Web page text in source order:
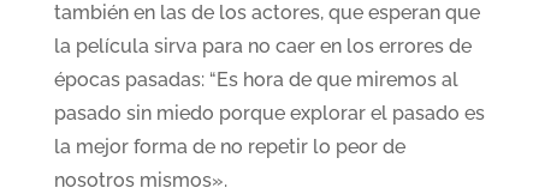
también en las de los actores, que esperan que
la película sirva para no caer en los errores de
épocas pasadas: “Es hora de que miremos al
pasado sin miedo porque explorar el pasado es
la mejor forma de no repetir lo peor de
nosotros mismos».